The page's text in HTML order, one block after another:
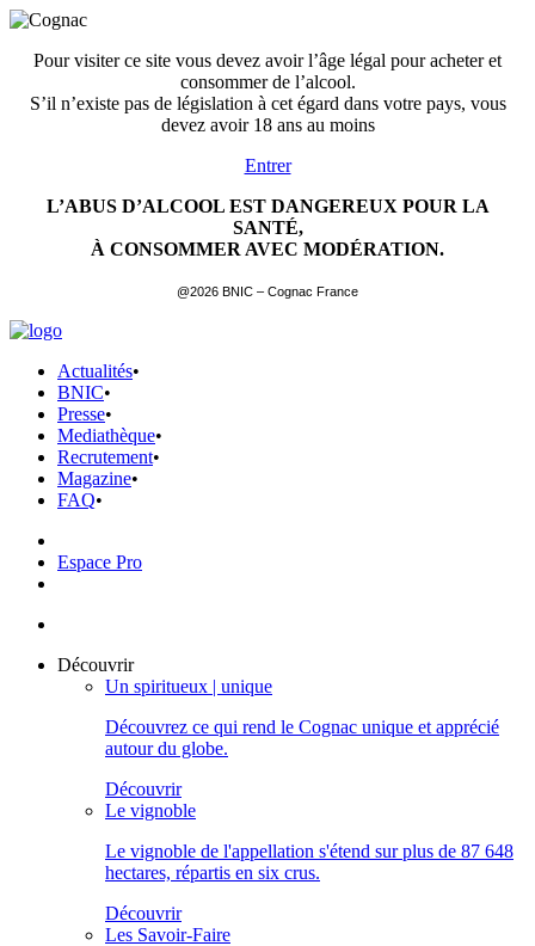
Pour visiter ce site vous devez avoir l’âge légal pour acheter et
consommer de l’alcool.
S’il n’existe pas de législation à cet égard dans votre pays, vous
devez avoir 18 ans au moins
Entrer
L’ABUS D’ALCOOL EST DANGEREUX POUR LA
SANTÉ,
À CONSOMMER AVEC MODÉRATION.
@2026 BNIC – Cognac France
Actualités•
BNIC•
Presse•
Mediathèque•
Recrutement•
Magazine•
FAQ•
Espace Pro
Découvrir
Un spiritueux | unique
Découvrez ce qui rend le Cognac unique et apprécié
autour du globe.
Découvrir
Le vignoble
Le vignoble de l'appellation s'étend sur plus de 87 648
hectares, répartis en six crus.
Découvrir
Les Savoir-Faire